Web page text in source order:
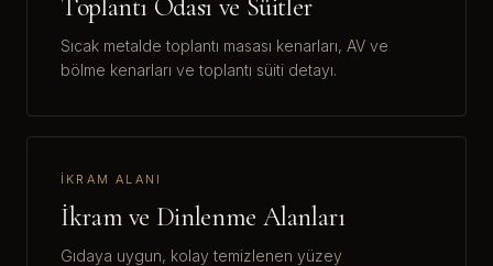
Toplantı Odası ve Süitler
Sıcak metalde toplantı masası kenarları, AV ve
bölme kenarları ve toplantı süiti detayı.
İKRAM ALANI
İkram ve Dinlenme Alanları
Gıdaya uygun, kolay temizlenen yüzey